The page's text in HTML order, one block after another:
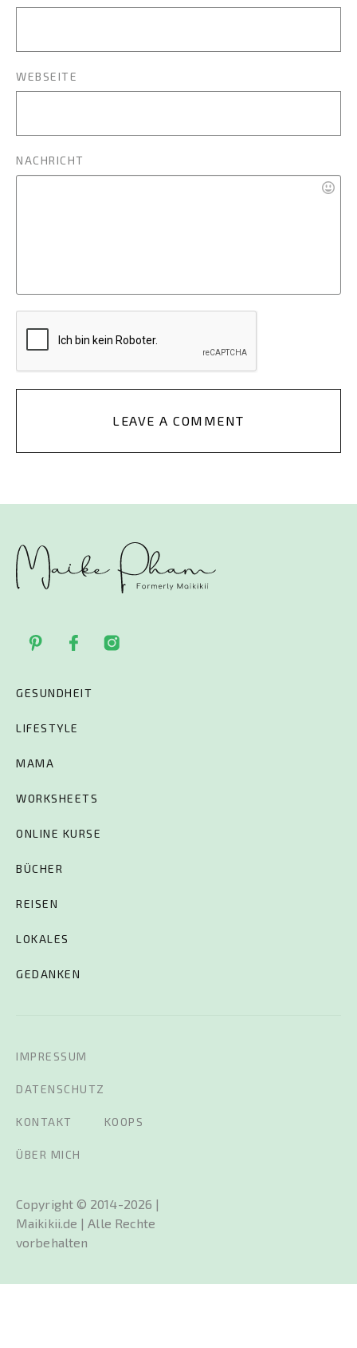
WEBSEITE
NACHRICHT
LEAVE A COMMENT
GESUNDHEIT
LIFESTYLE
MAMA
WORKSHEETS
ONLINE KURSE
BÜCHER
REISEN
LOKALES
GEDANKEN
Copyright © 2014-2026 |
Maikikii.de | Alle Rechte
vorbehalten
IMPRESSUM
DATENSCHUTZ
KONTAKT KOOPS
ÜBER MICH